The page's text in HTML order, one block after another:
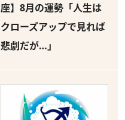
座】8月の運勢「人生は
クローズアップで見れば
悲劇だが…」